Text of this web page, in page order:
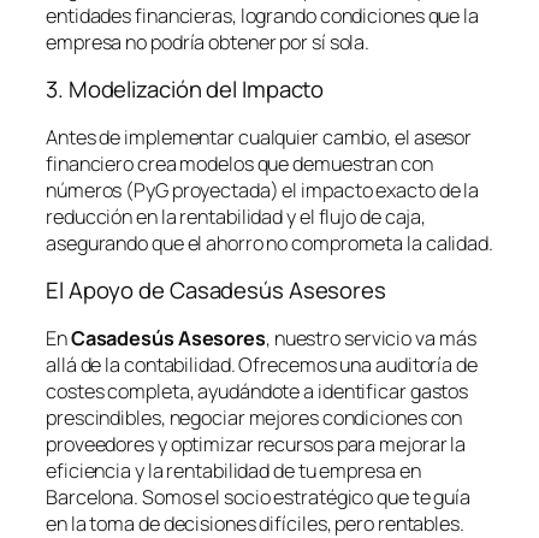
entidades financieras, logrando condiciones que la
empresa no podría obtener por sí sola.
3. Modelización del Impacto
Antes de implementar cualquier cambio, el asesor
financiero crea modelos que demuestran con
números (PyG proyectada) el impacto exacto de la
reducción en la rentabilidad y el flujo de caja,
asegurando que el ahorro no comprometa la calidad.
El Apoyo de Casadesús Asesores
EnCasadesús Asesores, nuestro servicio va más
allá de la contabilidad. Ofrecemos una auditoría de
costes completa, ayudándote a identificar gastos
prescindibles, negociar mejores condiciones con
proveedores y optimizar recursos para mejorar la
eficiencia y la rentabilidad de tu empresa en
Barcelona. Somos el socio estratégico que te guía
en la toma de decisiones difíciles, pero rentables.